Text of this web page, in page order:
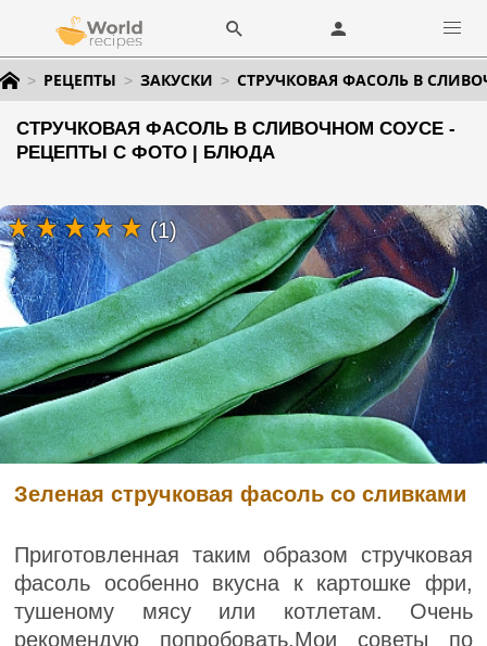
РЕЦЕПТЫ ЗАКУСКИ СТРУЧКОВАЯ ФАСОЛЬ В
СТРУЧКОВАЯ ФАСОЛЬ В СЛИВОЧНОМ СОУСЕ -
РЕЦЕПТЫ С ФОТО | БЛЮДА
Зеленая стручковая фасоль со сливками
Приготовленная таким образом стручковая
фасоль особенно вкусна к картошке фри,
тушеному мясу или котлетам. Очень
рекомендую попробовать.Мои советы по
(1)